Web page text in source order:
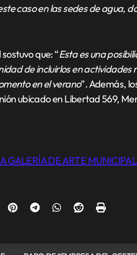
caso en las sedes de agua,
que: “Esta es una
de incluirlos en actividades
en el verano”. Además,
ubicado en Libertad 569,
GALERÍA DE ARTE MUNICIPAL